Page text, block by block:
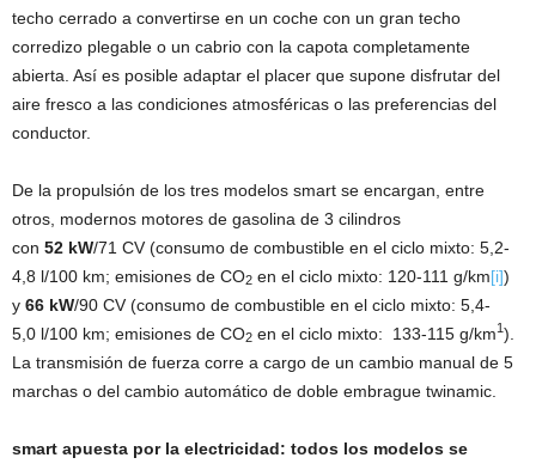
techo cerrado a convertirse en un coche con un gran techo
corredizo plegable o un cabrio con la capota completamente
abierta. Así es posible adaptar el placer que supone disfrutar del
aire fresco a las condiciones atmosféricas o las preferencias del
conductor.
De la propulsión de los tres modelos smart se encargan, entre
otros, modernos motores de gasolina de 3 cilindros
con 52 kW/71 CV (consumo de combustible en el ciclo mixto: 5,2-
4,8 l/100 km; emisiones de CO2 en el ciclo mixto: 120-111 g/km[i])
y 66 kW/90 CV (consumo de combustible en el ciclo mixto: 5,4-
5,0 l/100 km; emisiones de CO2 en el ciclo mixto: 133-115 g/km1 ).
La transmisión de fuerza corre a cargo de un cambio manual de 5
marchas o del cambio automático de doble embrague twinamic.
smart apuesta por la electricidad: todos los modelos se